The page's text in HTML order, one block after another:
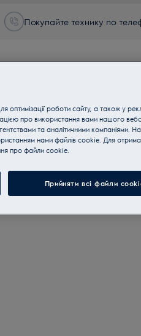
Покупайте технику по
оптимізації роботи сайту, а також у
про використання вами нашого
та аналітичними компаніями.
нами файлів cookie. Для
прo файли cookie.
Прийняти всі файли